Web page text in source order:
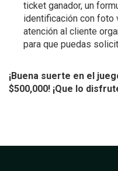
ticket ganador, un
identificación con foto
atención al cliente
para que puedas
¡Buena suerte en el
$500,000! ¡Que lo